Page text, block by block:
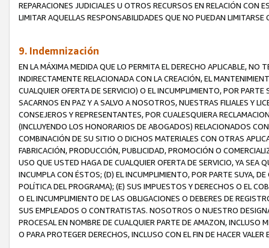
REPARACIONES JUDICIALES U OTROS RECURSOS EN RELACIÓN CON
LIMITAR AQUELLAS RESPONSABILIDADES QUE NO PUEDAN LIMITARSE
9. Indemnización
EN LA MÁXIMA MEDIDA QUE LO PERMITA EL DERECHO APLICABLE,
INDIRECTAMENTE RELACIONADA CON LA CREACIÓN, EL
CUALQUIER OFERTA DE SERVICIO) O EL INCUMPLIMIENTO, POR
SACARNOS EN PAZ Y A SALVO A NOSOTROS, NUESTRAS FILIALES Y
CONSEJEROS Y REPRESENTANTES, POR CUALESQUIERA
(INCLUYENDO LOS HONORARIOS DE ABOGADOS) RELACIONADOS
COMBINACIÓN DE SU SITIO O DICHOS MATERIALES CON OTRAS
FABRICACIÓN, PRODUCCIÓN, PUBLICIDAD, PROMOCIÓN O
USO QUE USTED HAGA DE CUALQUIER OFERTA DE SERVICIO, YA SEA
INCUMPLA CON ÉSTOS; (D) EL INCUMPLIMIENTO, POR PARTE SUYA,
POLÍTICA DEL PROGRAMA); (E) SUS IMPUESTOS Y DERECHOS O EL
O EL INCUMPLIMIENTO DE LAS OBLIGACIONES O DEBERES DE
SUS EMPLEADOS O CONTRATISTAS. NOSOTROS O NUESTRO
PROCESAL EN NOMBRE DE CUALQUIER PARTE DE AMAZON, INCLUSO
O PARA PROTEGER DERECHOS, INCLUSO CON EL FIN DE HACER VALER